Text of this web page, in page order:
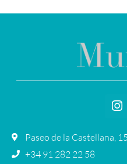
Paseo de la Castellana,
+34 91 282 22 58